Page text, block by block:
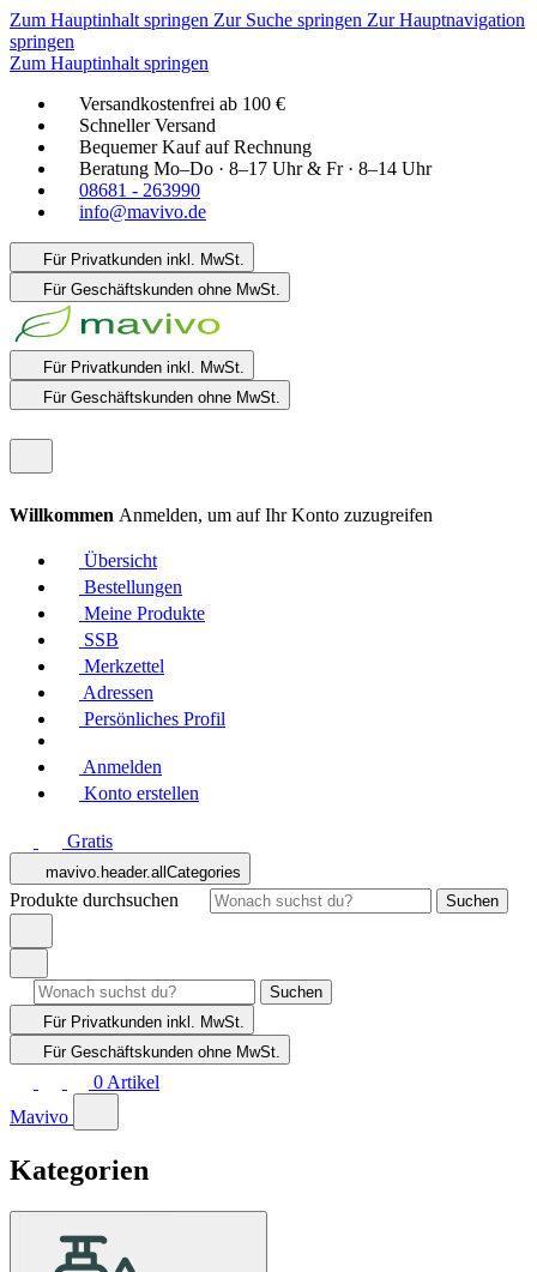
Zum Hauptinhalt springen Zur Suche springen Zur Hauptnavigation
springen
Zum Hauptinhalt springen
Versandkostenfrei ab 100 €
Schneller Versand
Bequemer Kauf auf Rechnung
Beratung Mo–Do · 8–17 Uhr & Fr · 8–14 Uhr
08681 - 263990
info@mavivo.de
Für Privatkunden inkl. MwSt.
Für Geschäftskunden ohne MwSt.
Für Privatkunden inkl. MwSt.
Für Geschäftskunden ohne MwSt.
Willkommen Anmelden, um auf Ihr Konto zuzugreifen
Übersicht
Bestellungen
Meine Produkte
SSB
Merkzettel
Adressen
Persönliches Profil
Anmelden
Konto erstellen
Gratis
mavivo.header.allCategories
Produkte durchsuchen Suchen
Suchen
Für Privatkunden inkl. MwSt.
Für Geschäftskunden ohne MwSt.
0 Artikel
Mavivo
Kategorien